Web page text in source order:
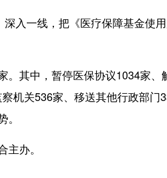
入一线，把《医疗保障基金使
其中，暂停医保协议1034家、
机关536家、移送其他行政部门
办。